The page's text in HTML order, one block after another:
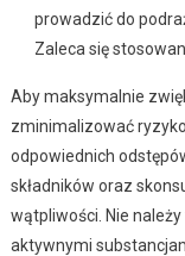
prowadzić do
Zaleca się
Aby maksymalnie
zminimalizować
odpowiednich
składników oraz
wątpliwości. Nie
aktywnymi